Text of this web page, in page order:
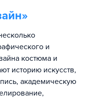
»
и
костюма и
историю искусств,
академическую